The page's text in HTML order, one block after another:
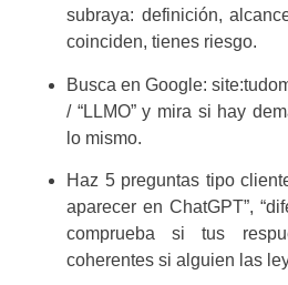
subraya: definición,
coinciden, tienes riesgo.
Busca en Google:
/ “LLMO” y mira si hay
lo mismo.
Haz 5 preguntas tipo
aparecer en ChatGPT”,
comprueba si tus
coherentes si alguien las